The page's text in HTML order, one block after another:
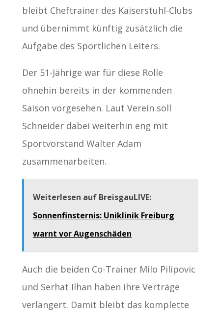
bleibt Cheftrainer des Kaiserstuhl-Clubs
und übernimmt künftig zusätzlich die
Aufgabe des Sportlichen Leiters.
Der 51-Jährige war für diese Rolle
ohnehin bereits in der kommenden
Saison vorgesehen. Laut Verein soll
Schneider dabei weiterhin eng mit
Sportvorstand Walter Adam
zusammenarbeiten.
Weiterlesen auf BreisgauLIVE:
Sonnenfinsternis: Uniklinik Freiburg
warnt vor Augenschäden
Auch die beiden Co-Trainer Milo Pilipovic
und Serhat Ilhan haben ihre Verträge
verlängert. Damit bleibt das komplette